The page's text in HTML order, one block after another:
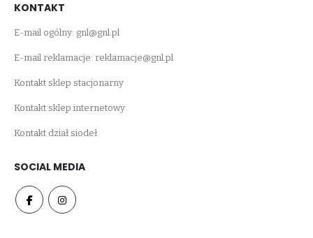
KONTAKT
E-mail ogólny: gnl@gnl.pl
E-mail reklamacje: reklamacje@gnl.pl
Kontakt sklep stacjonarny
Kontakt sklep internetowy
Kontakt dział siodeł
SOCIAL MEDIA